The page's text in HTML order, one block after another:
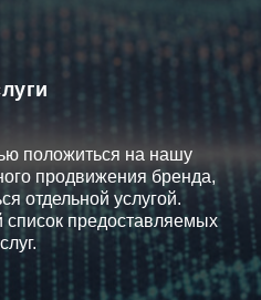
положиться на нашу
продвижения бренда,
отдельной услугой.
предоставляемых